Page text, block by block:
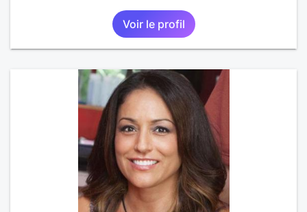
Voir le profil